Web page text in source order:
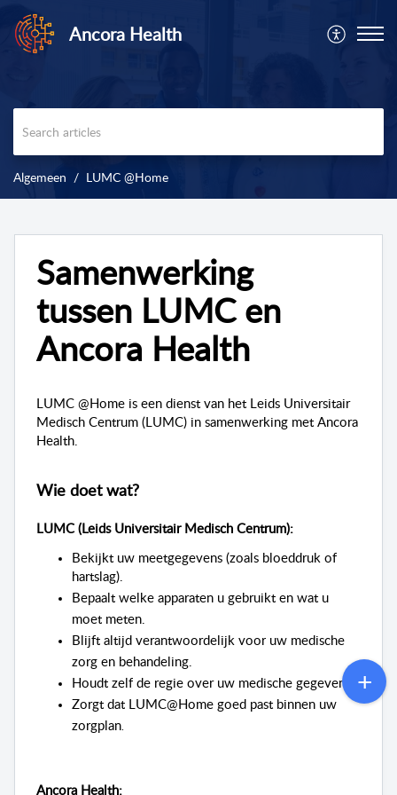
Ancora Health
Algemeen LUMC @Home
Samenwerking
tussen LUMC en
Ancora Health
LUMC @Home is een dienst van het Leids Universitair
Medisch Centrum (LUMC) in samenwerking met Ancora
Health.
Wie doetwat?
LUMC (Leids Universitair Medisch Centrum):
Bekijkt uw meetgegevens (zoals bloeddruk of
hartslag).
Bepaalt welke apparaten u gebruikt en wat u
moet meten
Blijft altijd verantwoordelijk voor uw medische
zorg en behandeling
Houdt zelf de regie over uw medische gegevens.
Zorgt dat LUMC@Home goed past binnen uw
zorgplan.
Ancora Health: